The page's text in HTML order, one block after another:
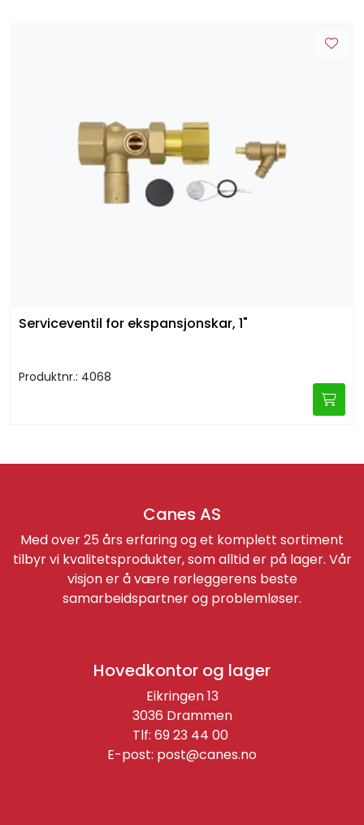
Serviceventil for ekspansjonskar, 1"
Produktnr.: 4068
Canes AS
Med over 25 års erfaring og et komplett sortiment
tilbyr vi kvalitetsprodukter, som alltid er på lager. Vår
visjon er å være rørleggerens beste
samarbeidspartner og problemløser.
Hovedkontor og lager
Eikringen 13
3036 Drammen
Tlf: 69 23 44 00
E-post: post@canes.no